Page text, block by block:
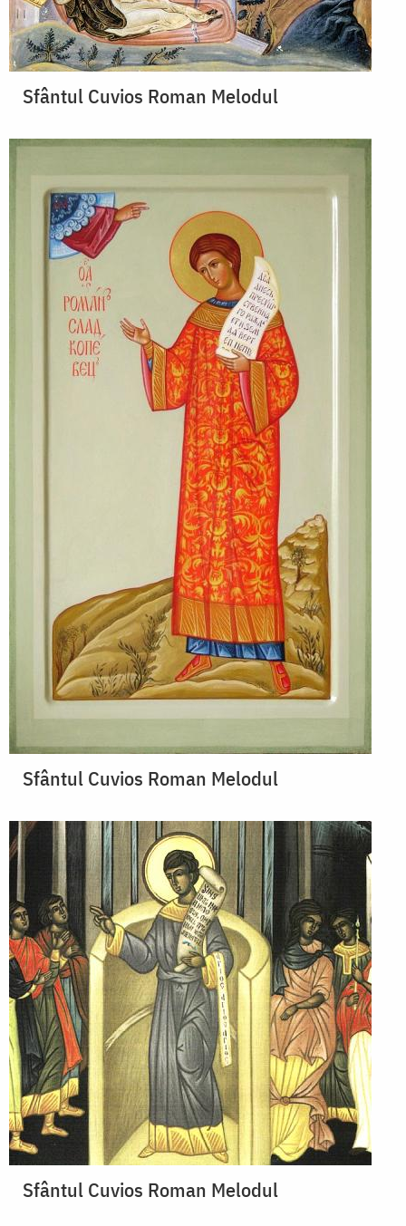
Sfântul Cuvios Roman Melodul
Sfântul Cuvios Roman Melodul
Sfântul Cuvios Roman Melodul